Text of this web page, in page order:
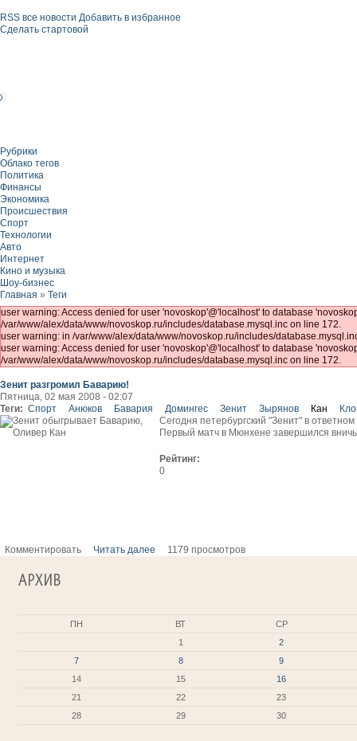
RSS все новости Добавить в избранное
Сделать стартовой
Рубрики
Облако тегов
Политика
Финансы
Экономика
Происшествия
Спорт
Технологии
Авто
Интернет
Кино и музыка
Шоу-бизнес
Главная » Теги
user warning: Access denied for user 'novoskop'@'localhost' to database
/var/www/alex/data/www/novoskop.ru/includes/database.mysql.inc on line 172.
user warning: in /var/www/alex/data/www/novoskop.ru/includes/
user warning: Access denied for user 'novoskop'@'localhost' to database
/var/www/alex/data/www/novoskop.ru/includes/database.mysql.inc on line 172.
Зенит разгромил Баварию!
Пятница, 02 мая 2008 - 02:07
Теги: Спорт Анюков Бавария Домингес Зенит Зырянов Кан
Сегодня петербургский "Зенит" в
Первый матч в Мюнхене завершился
Рейтинг:
0
Комментировать Читать далее 1179 просмотров
АРХИВ
ПН ВТ
СР
1
2
7
8
9
14
15
16
21
22
23
28
29 30